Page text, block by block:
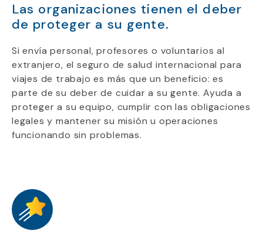
Las organizaciones tienen el deber
de proteger a su gente.
Si envía personal, profesores o voluntarios al
extranjero, el seguro de salud internacional para
viajes de trabajo es más que un beneficio: es
parte de su deber de cuidar a su gente. Ayuda a
proteger a su equipo, cumplir con las obligaciones
legales y mantener su misión u operaciones
funcionando sin problemas.